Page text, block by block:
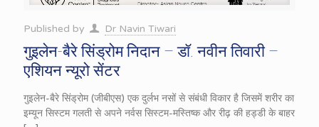
Published by Dr Navin Tiwari
गुइलेन-बैरे सिंड्रोम निदान – डॉ. नवीन तिवारी –
एशियन न्यूरो सेंटर
गुइलेन-बैरे सिंड्रोम (जीबीएस) एक दुर्लभ नसों से संबंधी विकार है जिसमें शरीर का
इम्यून सिस्टम गलती से अपने नर्वस सिस्टम-मस्तिष्क और रीढ़ की हड्डी के बाहर